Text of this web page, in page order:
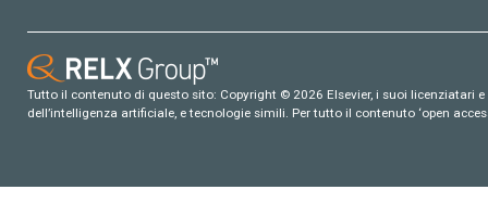
Tutto il contenuto di questo sito: Copyright © 2026 Elsevier, i suoi
dell’intelligenza artificiale, e tecnologie simili. Per tutto il contenuto ‘open